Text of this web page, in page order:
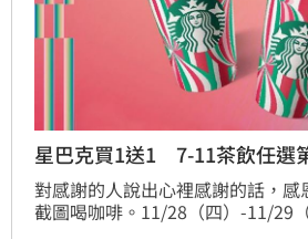
星巴克買1送1 7-11茶飲任選
對感謝的人說出心裡感謝的話，感
截圖喝咖啡。11/28（四）-11/29